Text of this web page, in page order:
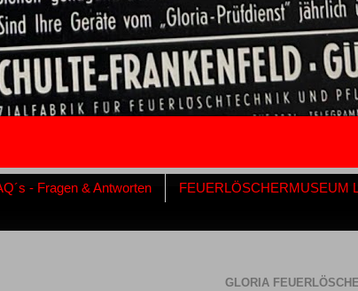
- Fragen & Antworten
FEUERLÖSCHERMUSEUM
GLORIA